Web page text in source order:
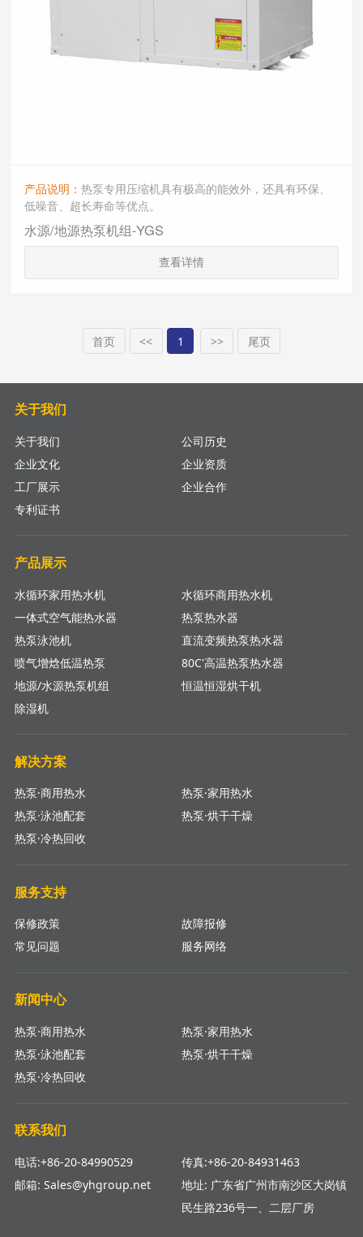
产品说明：热泵专用压缩机具有极高的能效外，还具有环保、
低噪音、超长寿命等优点。
水源/地源热泵机组-YGS
查看详情
首页 << 1 >> 尾页
关于我们
关于我们
公司历史
企业文化
企业资质
工厂展示
企业合作
专利证书
产品展示
水循环家用热水机
水循环商用热水机
一体式空气能热水器
热泵热水器
热泵泳池机
直流变频热泵热水器
喷气增焓低温热泵
80C'高温热泵热水器
地源/水源热泵机组
恒温恒湿烘干机
除湿机
解决方案
热泵·商用热水
热泵·家用热水
热泵·泳池配套
热泵·烘干干燥
热泵·冷热回收
服务支持
保修政策
故障报修
常见问题
服务网络
新闻中心
热泵·商用热水
热泵·家用热水
热泵·泳池配套
热泵·烘干干燥
热泵·冷热回收
联系我们
电话:+86-20-84990529
传真:+86-20-84931463
邮箱: Sales@yhgroup.net
地址: 广东省广州市南沙区大岗镇
民生路236号一、二层厂房